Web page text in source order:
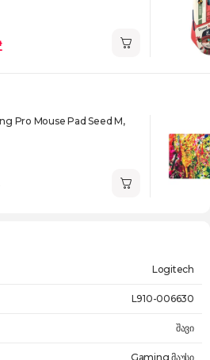
Pro Mouse Pad Seed M,
Logitech
L910-006630
შავი
Gaming მაუსი